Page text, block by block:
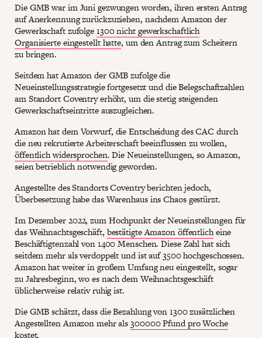
Die GMB war im Juni gezwungen worden, ihren ersten Antrag
auf Anerkennung zurückzuziehen, nachdem Amazon der
Gewerkschaft zufolge1300 nicht gewerkschaftlich
Organisierte eingestellt hatte, um den Antrag zum Scheitern
zu bringen.
Seitdem hat Amazon der GMB zufolge die
Neueinstellungsstrategie fortgesetzt und die Belegschaftzahlen
am Standort Coventry erhöht, um die stetig steigenden
Gewerkschaftseintritte auszugleichen.
Amazon hat dem Vorwurf, die Entscheidung des CAC durch
die neu rekrutierte Arbeiterschaft beeinflussen zu wollen,
öffentlich widersprochen. Die Neueinstellungen, so Amazon,
seien betrieblich notwendig geworden.
Angestellte des Standorts Coventry berichten jedoch,
Überbesetzung habe das Warenhaus ins Chaos gestürzt.
Im Dezember 2022, zum Hochpunkt der Neueinstellungen für
das Weihnachtsgeschäft, bestätigte Amazon öffentlicheine
Beschäftigtenzahl von 1400 Menschen. Diese Zahl hat sich
seitdem mehr als verdoppelt und ist auf 3500 hochgeschossen.
Amazon hat weiter in großem Umfang neu eingestellt, sogar
zu Jahresbeginn, wo es nach dem Weihnachtsgeschäft
üblicherweise relativ ruhig ist.
Die GMB schätzt, dass die Bezahlung von 1300 zusätzlichen
Angestellten Amazon mehr als300000 Pfund pro Woche
kostet.